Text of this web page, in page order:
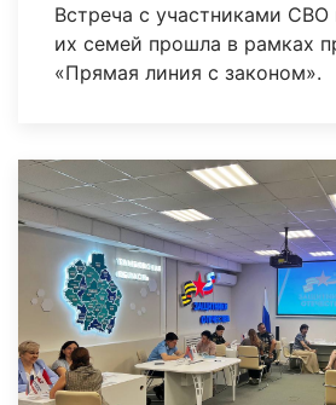
Встреча с участниками СВО
их семей прошла в рамках
«Прямая линия с законом».